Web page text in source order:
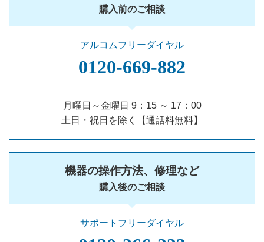
購入前のご相談
アルコムフリーダイヤル
0120‐669‐882
月曜日～金曜日 9：15 ～ 17：00
土日・祝日を除く【通話料無料】
機器の操作方法、修理など
購入後のご相談
サポートフリーダイヤル